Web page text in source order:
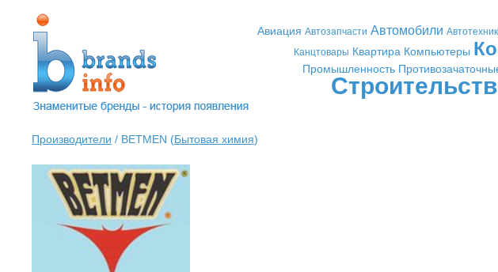
Авиация Автозапчасти Автомобили
Канцтовары Квартира Компьютеры
Промышленность
Производители / BETMEN (Бытовая химия)